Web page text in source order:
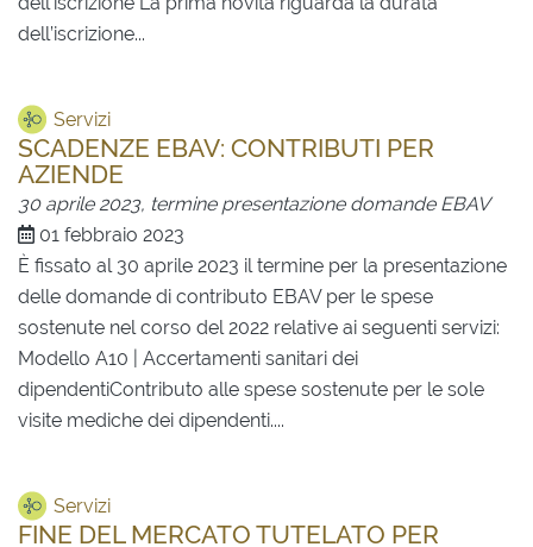
dell’iscrizione...
Servizi
SCADENZE EBAV: CONTRIBUTI PER
AZIENDE
30 aprile 2023, termine presentazione domande EBAV
01 febbraio 2023
È fissato al 30 aprile 2023 il termine per la presentazione
delle domande di contributo EBAV per le spese
sostenute nel corso del 2022 relative ai seguenti servizi:
Modello A10 | Accertamenti sanitari dei
dipendentiContributo alle spese sostenute per le sole
visite mediche dei dipendenti....
Servizi
FINE DEL MERCATO TUTELATO PER